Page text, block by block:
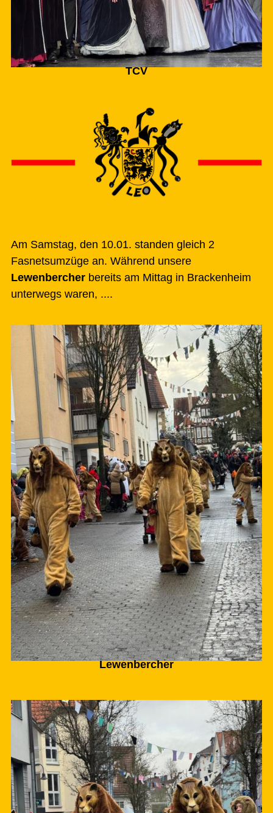
TCV
Am Samstag, den 10.01. standen gleich 2
Fasnetsumzüge an. Während unsere
Lewenbercher bereits am Mittag in Brackenheim
unterwegs waren, ....
Lewenbercher